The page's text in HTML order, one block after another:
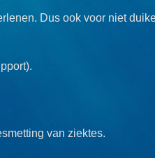
Dus ook voor niet
van ziektes.